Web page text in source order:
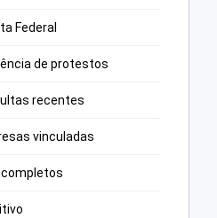
Federal
de protestos
recentes
vinculadas